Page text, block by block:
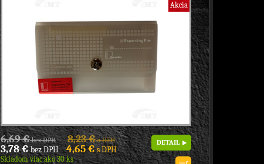
Akcia
6,69 €bez DPH 8,23 €s DPH
3,78 €bez DPH 4,65 €s DPH
Skladom viac ako 30 ks
DETAIL